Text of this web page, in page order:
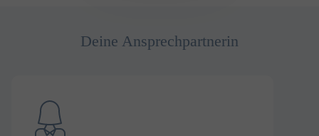
Deine Ansprechpartnerin